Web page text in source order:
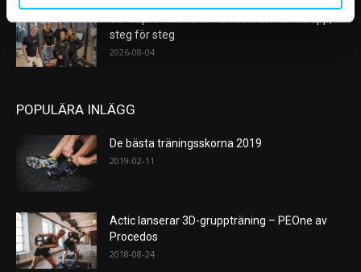
steg för steg
2026-08-04
POPULÄRA INLÄGG
De bästa träningsskorna 2019
2019-02-11
Actic lanserar 3D-gruppträning – PEOne av
Procedos
2018-08-24